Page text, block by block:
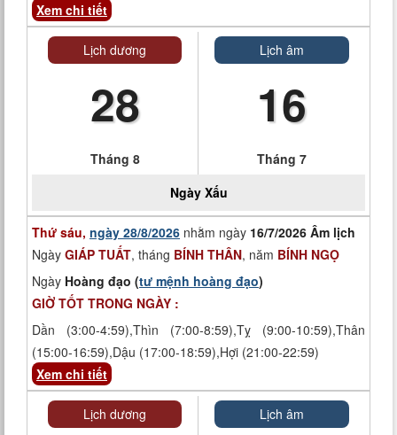
Xem chi tiết
Lịch dương
28
Tháng 8
Lịch âm
16
Tháng 7
Ngày Xấu
Thứ sáu, ngày 28/8/2026 nhằm ngày 16/7/2026 Âm lịch
Ngày GIÁP TUẤT, tháng BÍNH THÂN, năm BÍNH NGỌ
Ngày Hoàng đạo (tư mệnh hoàng đạo)
GIỜ TỐT TRONG NGÀY :
Dần (3:00-4:59),Thìn (7:00-8:59),Tỵ (9:00-10:59),Thân
(15:00-16:59),Dậu (17:00-18:59),Hợi (21:00-22:59)
Xem chi tiết
Lịch dương Lịch âm